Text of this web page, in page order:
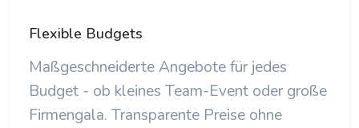
Flexible Budgets
Maßgeschneiderte Angebote für jedes
Budget - ob kleines Team-Event oder große
Firmengala. Transparente Preise ohne